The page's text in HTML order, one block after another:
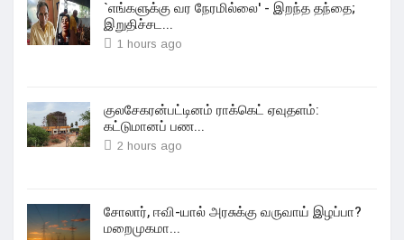
`எங்களுக்கு வர நேரமில்லை' - இறந்த தந்தை;
இறுதிச்சட...
1 hours ago
குலசேகரன்பட்டினம் ராக்கெட் ஏவுதளம்:
கட்டுமானப் பண...
2 hours ago
சோலார், ஈவி-யால் அரசுக்கு வருவாய் இழப்பா?
மறைமுகமா...